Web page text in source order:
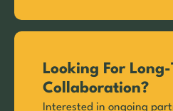
Looking For
Collaboration?
Interested in ongoing